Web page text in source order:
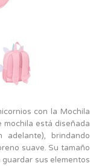
con la Mochila
mochila está diseñada
brindando
suave. Su tamaño
sus elementos